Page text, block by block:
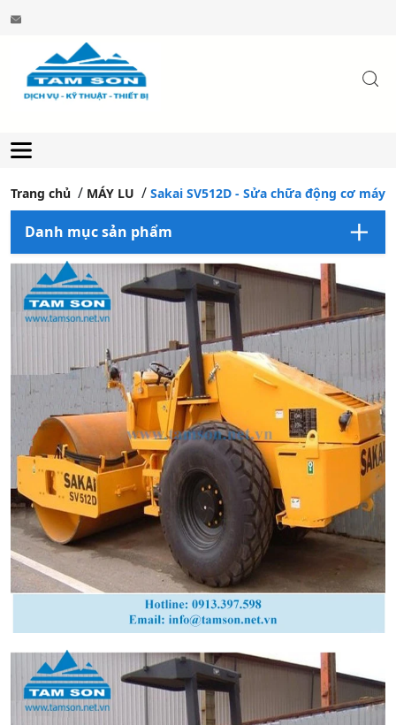
Trang chủ MÁY LU Sakai SV512D - Sửa chữa động cơ máy
Danh mục sản phẩm